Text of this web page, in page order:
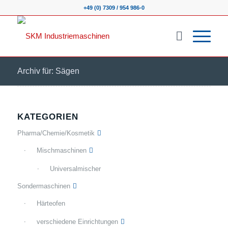
+49 (0) 7309 / 954 986-0
Archiv für: Sägen
KATEGORIEN
Pharma/Chemie/Kosmetik
Mischmaschinen
Universalmischer
Sondermaschinen
Härteofen
verschiedene Einrichtungen